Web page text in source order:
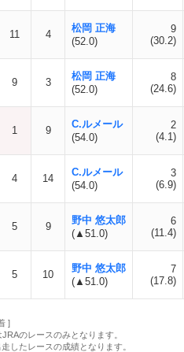
11 4
松岡 正海
(52.0)
9
(30.2)
9 3
松岡 正海
(52.0)
8
(24.6)
1 9
C.ルメール
(54.0)
2
(4.1)
4 14
C.ルメール
(54.0)
3
(6.9)
5 9
野中 悠太郎
(▲51.0)
6
(11.4)
5 10
野中 悠太郎
(▲51.0)
7
(17.8)
]
のレースのみとなります。
したレースの成績となります。